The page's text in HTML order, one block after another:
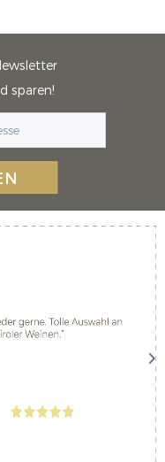
sparen!